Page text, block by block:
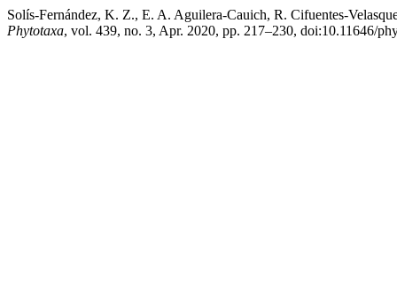
Solís-Fernández, K. Z., E. A. Aguilera-Cauich, R. Cifuentes-
Phytotaxa, vol. 439, no. 3, Apr. 2020, pp. 217–230, doi:10.11646/